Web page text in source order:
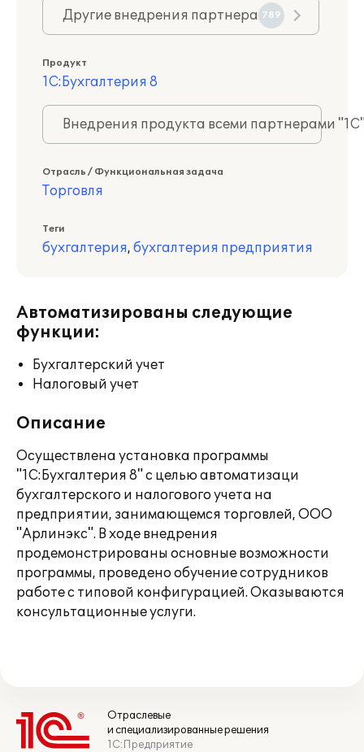
Другие внедрения партнера 789
Продукт
1С:Бухгалтерия 8
Внедрения продукта всеми партнерами
Отрасль / Функциональная задача
Торговля
Теги
бухгалтерия, бухгалтерия предприятия
Автоматизированы следующие
функции:
Бухгалтерский учет
Налоговый учет
Описание
Осуществлена установка программы
"1C:Бухгалтерия 8" с целью автоматизаци
бухгалтерского и налогового учета на
предприятии, занимающемся торговлей, ООО
"Арлинэкс". В ходе внедрения
продемонстрированы основные возможности
программы, проведено обучение сотрудников
работе с типовой конфигурацией. Оказываются
консультационные услуги.
Отраслевые
и специализированные решения
1С:Предприятие